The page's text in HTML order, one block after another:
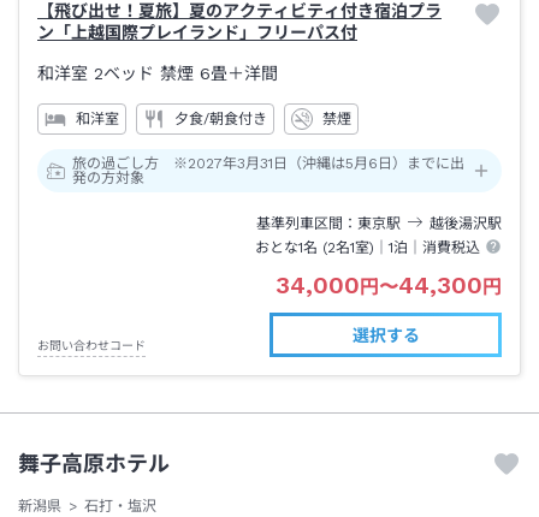
【飛び出せ！夏旅】夏のアクティビティ付き宿泊プラ
ン「上越国際プレイランド」フリーパス付
和洋室 2ベッド 禁煙 6畳＋洋間
和洋室 夕食/朝食付き 禁煙
旅の過ごし方 ※2027年3月31日（沖縄は5月6日）までに出
発の方対象
基準列車区間 東京駅 越後湯沢駅
おとな1名 (2名1室)｜1泊 ｜消費税込
34,000 円 〜44,300 円
お問い合わせコード
選択する
舞子高原ホテル
新潟県 石打・塩沢